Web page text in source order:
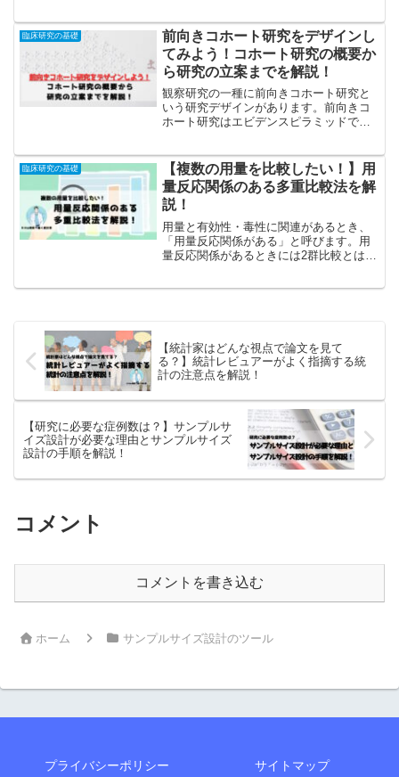
ください。もし...
臨床研究の基礎
前向きコホート研究をデザインし
てみよう！コホート研究の概要か
ら研究の立案までを解説！
観察研究の一種に前向きコホート研究と
いう研究デザインがあります。前向きコ
ホート研究はエビデンスピラミッドで
究であるといえます。ではこの前向きコ
ホート研究とはどのような研...
臨床研究の基礎
【複数の用量を比較したい！】用
量反応関係のある多重比較法を解
説！
用量と有効性・毒性に関連があるとき、
「用量反応関係がある」と呼びます。用
量反応関係があるときには2群比較とはど
【統計家はどんな視点で論文を見て
る？】統計レビュアーがよく指摘する統
計の注意点を解説！
【研究に必要な症例数は？】サンプルサ
イズ設計が必要な理由とサンプルサイズ
設計の手順を解説！
コメント
コメントを書き込む
ホーム サンプルサイズ設計のツール
プライバシーポリシー サイトマップ